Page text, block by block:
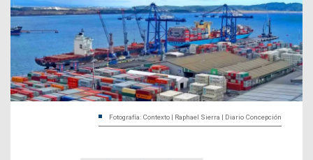
Fotografía: Contexto | Raphael Sierra | Diario Concepción